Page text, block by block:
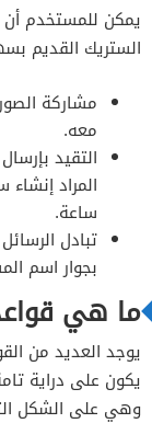
يمكن للمستخدم
الستريك القديم
مشاركة
معه.
التقيد
ساعة.
بجوار اسم
ما هي
يوجد العديد من
يكون على دراية
وهي على الشكل